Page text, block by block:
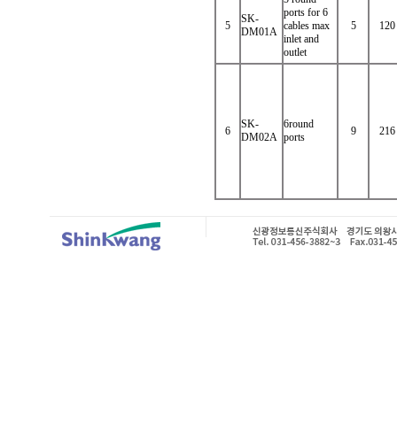
5
SK-
DM01A
ports for 6
cables max
inlet and
outlet
5 120
6
SK-
DM02A
6round
ports
9 216